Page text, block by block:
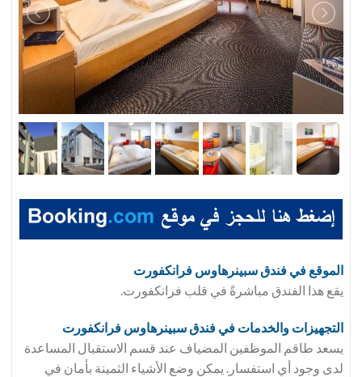
الموقع في فندق سبينرهاوس فرانكفورت
يقع هذا الفندق مباشرةً في قلب فرانكفورت.
التجهيزات والخدمات في فندق سبينرهاوس فرانكفورت
يسعد طاقم الموظفين المضياف عند قسم الاستقبال المساعدة
لدى وجود أي استفسار. يمكن وضع الأشياء الثمينة بأمان في